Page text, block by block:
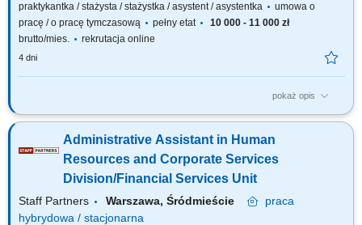
praktykantka / stażysta / stażystka / asystent / asystentka
umowa o
pracę / o pracę tymczasową
pełny etat
10 000 - 11 000 zł
brutto/mies.
rekrutacja online
4 dni
pokaż opis
The description of duties is a presented below: Oversee workload
fluctuating demands; Urgent or unexpected changes in workload
minimizing disruptions and maintaining productivity; Perform a range of
administrative tasks, including:...
Administrative Assistant in Human
Resources and Corporate Services
Division/Financial Services Unit
Staff Partners Warszawa, Śródmieście
praca
hybrydowa / stacjonarna